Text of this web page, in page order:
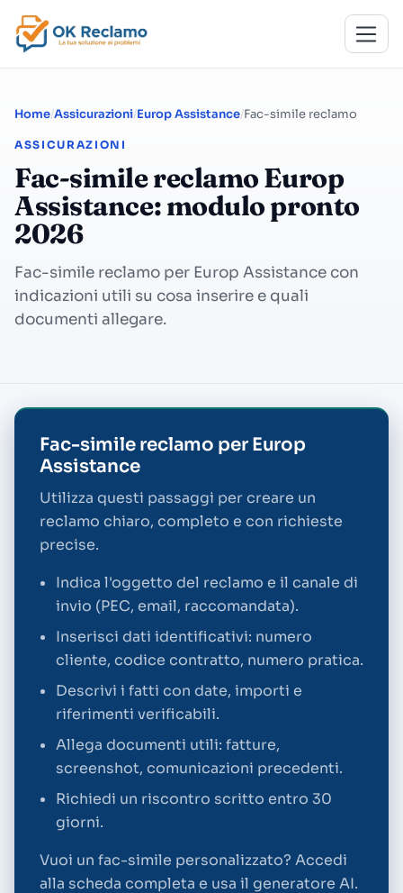
Home Assicurazioni Europ Assistance Fac-simile reclamo
ASSICURAZIONI
Fac-simile reclamo Europ
Assistance: modulo pronto
2026
Fac-simile reclamo per Europ Assistance con
indicazioni utili su cosa inserire e quali
documenti allegare.
Fac-simile reclamo per Europ
Assistance
Utilizza questi passaggi per creare un
reclamo chiaro, completo e con richieste
precise.
Indica l'oggetto del reclamo e il canale di
invio (PEC, email, raccomandata).
Inserisci dati identificativi: numero
cliente, codice contratto, numero pratica.
Descrivi i fatti con date, importi e
riferimenti verificabili.
Allega documenti utili: fatture,
screenshot, comunicazioni precedenti.
Richiedi un riscontro scritto entro 30
giorni.
Vuoi un fac-simile personalizzato? Accedi
alla scheda completa e usa il generatore AI.